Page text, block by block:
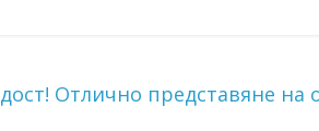
Отлично представяне на